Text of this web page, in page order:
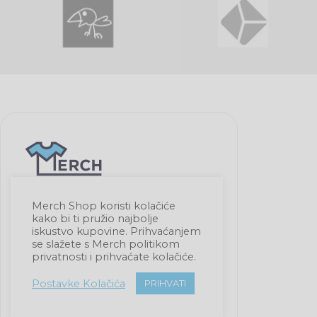
Imaš pitanja?
Piši nam na:
info@merch.hr
Merch Shop koristi kolačiće
kako bi ti pružio najbolje
iskustvo kupovine. Prihvaćanjem
se slažete s Merch politikom
privatnosti i prihvaćate kolačiće.
Postavke Kolačića PRIHVATI